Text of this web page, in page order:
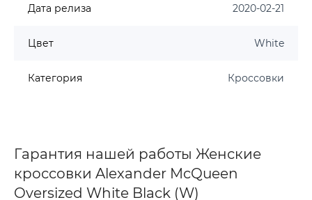
Дата релиза 2020-02-21
Цвет White
Категория Кроссовки
Гарантия нашей работы Женские
кроссовки Alexander McQueen
Oversized White Black (W)